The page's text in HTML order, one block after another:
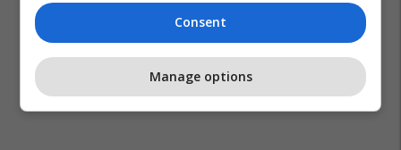
Consent
Manage options